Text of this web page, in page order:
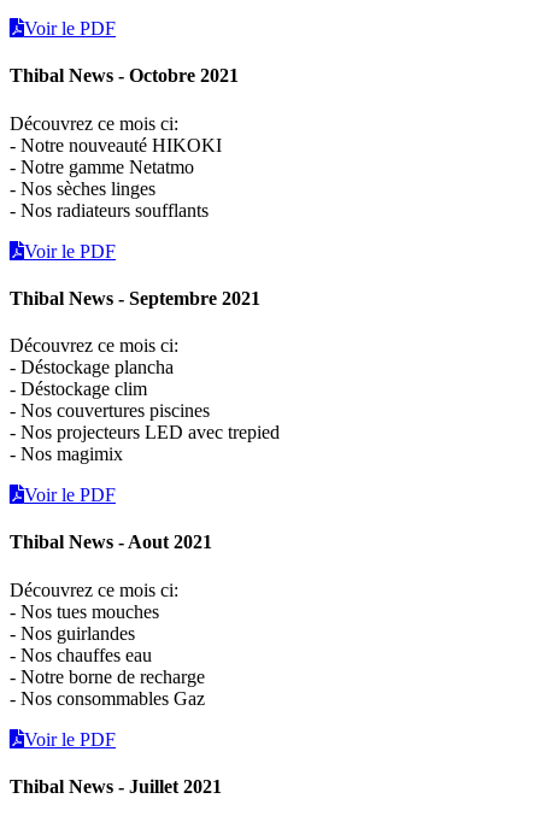
Voir le PDF
Thibal News - Octobre 2021
Découvrez ce mois ci:
- Notre nouveauté HIKOKI
- Notre gamme Netatmo
- Nos sèches linges
- Nos radiateurs soufflants
Voir le PDF
Thibal News - Septembre 2021
Découvrez ce mois ci:
- Déstockage plancha
- Déstockage clim
- Nos couvertures piscines
- Nos projecteurs LED avec trepied
- Nos magimix
Voir le PDF
Thibal News - Aout 2021
Découvrez ce mois ci:
- Nos tues mouches
- Nos guirlandes
- Nos chauffes eau
- Notre borne de recharge
- Nos consommables Gaz
Voir le PDF
Thibal News - Juillet 2021